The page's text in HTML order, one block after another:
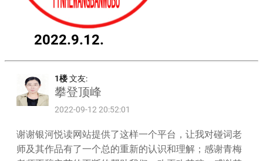
2022.9.12.
1楼文友:
攀登顶峰
2022-09-12 20:52:01
谢谢银河悦读网站提供了这样一个平台，让我对碰词老
师及其作品有了一个总的重新的认识和理解；感谢青梅